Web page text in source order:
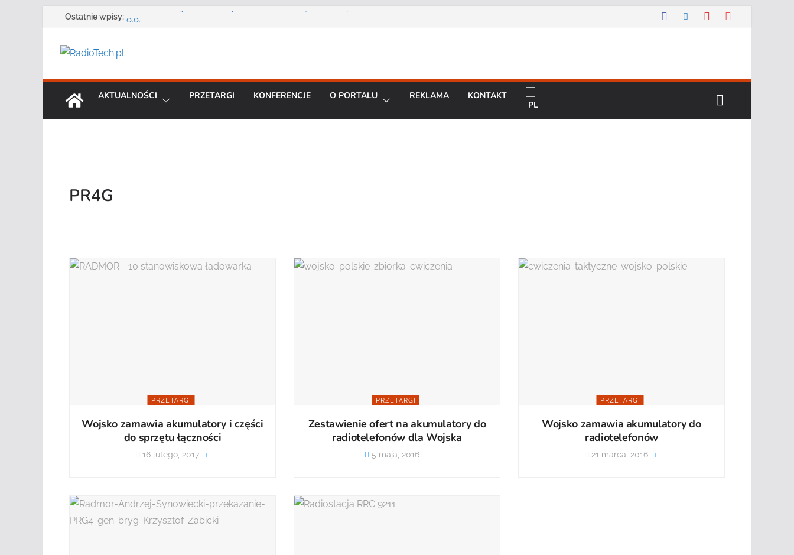
Przejdź
treści
Ostatnie wpisy:
Zmarł Andrzej Adler założyciel i Prezes Zarządu DGT Sp. z
Motorola Solutions oferuje agencjom bezpieczeństwa
Najnowszy radiotelefon MOTOTRBO R7 od Motorola
AKTUALNOŚCI PRZETARGI KONFERENCJE O PORTALU REKLAMA KONTAKT
PR4G
PRZETARGI
Wojsko zamawia akumulatory i części
do sprzętu łączności
16 lutego, 2017
PRZETARGI
Zestawienie ofert na akumulatory do
radiotelefonów dla Wojska
5 maja, 2016
PRZETARGI
Wojsko zamawia akumulatory do
radiotelefonów
21 marca, 2016